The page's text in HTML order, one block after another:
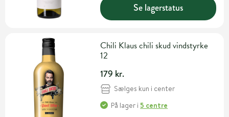
Se lagerstatus
Chili Klaus chili skud vindstyrke
12
179 kr.
Sælges kun i center
På lager i5 centre